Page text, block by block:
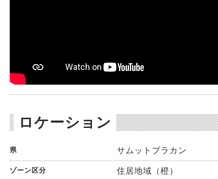
ロケーション
県 サムットプラカン
ゾーン区分 住居地域（橙）